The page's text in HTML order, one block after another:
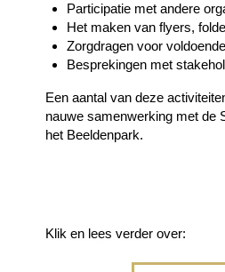
Participatie met andere
Het maken van flyers,
Zorgdragen voor
Besprekingen met
Een aantal van deze
nauwe samenwerking met de
het Beeldenpark.
Klik en lees verder over: